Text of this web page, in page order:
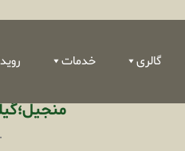
گالری خدمات